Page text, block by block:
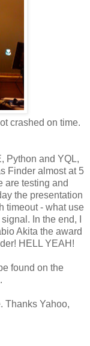
crashed on time.
Python and YQL,
Finder almost at 5
are testing and
the presentation
timeout - what use
In the end, I
Akita the award
HELL YEAH!
found on the
Thanks Yahoo,